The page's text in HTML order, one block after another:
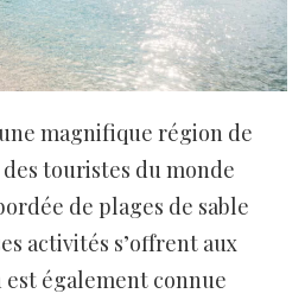
magnifique région de
touristes du monde
de plages de sable
activités s’offrent aux
également connue